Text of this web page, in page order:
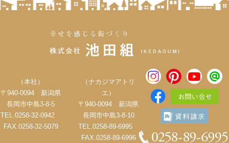
（本社）
〒940-0094 新潟県
長岡市中島3-8-5
TEL.0258-32-0942
FAX.0258-32-5079
（ナカジマアトリ
エ）
〒940-0094 新潟県
長岡市中島3-8-10
TEL.0258-89-6995
FAX.0258-89-6996